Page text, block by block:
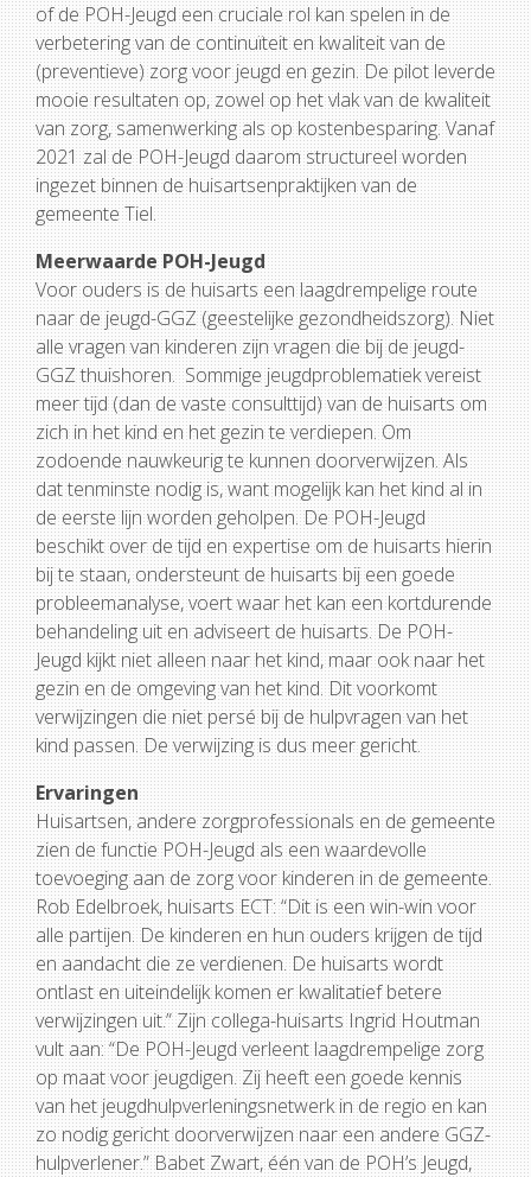
of de POH-Jeugd een cruciale rol kan spelen in de
verbetering van de continuïteit en kwaliteit van de
(preventieve) zorg voor jeugd en gezin. De pilot leverde
mooie resultaten op, zowel op het vlak van de kwaliteit
van zorg, samenwerking als op kostenbesparing. Vanaf
2021 zal de POH-Jeugd daarom structureel worden
ingezet binnen de huisartsenpraktijken van de
gemeente Tiel.
Meerwaarde POH-Jeugd
Voor ouders is de huisarts een laagdrempelige route
naar de jeugd-GGZ (geestelijke gezondheidszorg). Niet
alle vragen van kinderen zijn vragen die bij de jeugd-
GGZ thuishoren. Sommige jeugdproblematiek vereist
meer tijd (dan de vaste consulttijd) van de huisarts om
zich in het kind en het gezin te verdiepen. Om
zodoende nauwkeurig te kunnen doorverwijzen. Als
dat tenminste nodig is, want mogelijk kan het kind al in
de eerste lijn worden geholpen. De POH-Jeugd
beschikt over de tijd en expertise om de huisarts hierin
bij te staan, ondersteunt de huisarts bij een goede
probleemanalyse, voert waar het kan een kortdurende
behandeling uit en adviseert de huisarts. De POH-
Jeugd kijkt niet alleen naar het kind, maar ook naar het
gezin en de omgeving van het kind. Dit voorkomt
verwijzingen die niet persé bij de hulpvragen van het
kind passen. De verwijzing is dus meer gericht.
Ervaringen
Huisartsen, andere zorgprofessionals en de gemeente
zien de functie POH-Jeugd als een waardevolle
toevoeging aan de zorg voor kinderen in de gemeente.
Rob Edelbroek, huisarts ECT: “Dit is een win-win voor
alle partijen. De kinderen en hun ouders krijgen de tijd
en aandacht die ze verdienen. De huisarts wordt
ontlast en uiteindelijk komen er kwalitatief betere
verwijzingen uit.” Zijn collega-huisarts Ingrid Houtman
vult aan: “De POH-Jeugd verleent laagdrempelige zorg
op maat voor jeugdigen. Zij heeft een goede kennis
van het jeugdhulpverleningsnetwerk in de regio en kan
zo nodig gericht doorverwijzen naar een andere GGZ-
hulpverlener.” Babet Zwart, één van de POH’s Jeugd,